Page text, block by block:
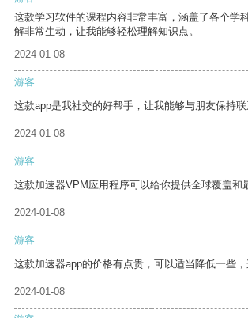
这款学习软件的课程内容非常丰富，涵盖了各个学
解非常生动，让我能够轻松理解知识点。
2024-01-08
游客
这款app是我社交的好帮手，让我能够与朋友保持联
2024-01-08
游客
这款加速器VPM应用程序可以给你提供全球覆盖和
2024-01-08
游客
这款加速器app的价格有点贵，可以适当降低一些，
2024-01-08